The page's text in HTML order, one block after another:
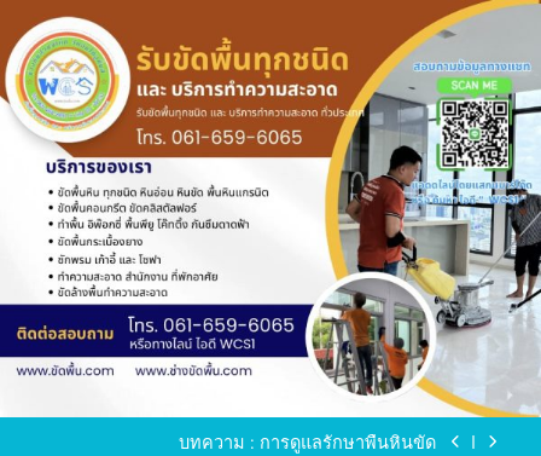
to
content
ขัดพื้นหินขัด อบต.แหลมบัวนครปฐม
ขัดพื้นหินอ่อน โทร.0616596065 ไลน์ WCS1
บทความ : การดูแลรักษาพื้นหินขัด